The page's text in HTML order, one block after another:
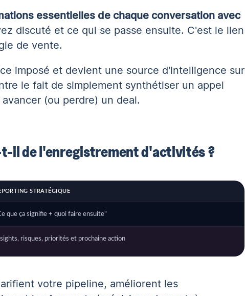
essentielles de chaque conversation avec
discuté et ce qui se passe ensuite. C'est le lien
de vente.
imposé et devient une source d’intelligence sur
le fait de simplement synthétiser un appel
(ou perdre) un deal.
il de l'enregistrement d'activités ?
STRATÉGIQUE
que ça signifie + quoi faire ensuite"
risques, priorités et prochaine action
votre pipeline, améliorent les